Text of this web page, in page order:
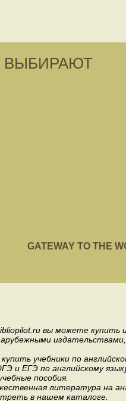
ВЫБИРАЮТ
GATEWAY TO THE
вы можете купить
издательствами,
учебники по
и ЕГЭ по английскому
пособия.
литература на
в нашем каталоге.